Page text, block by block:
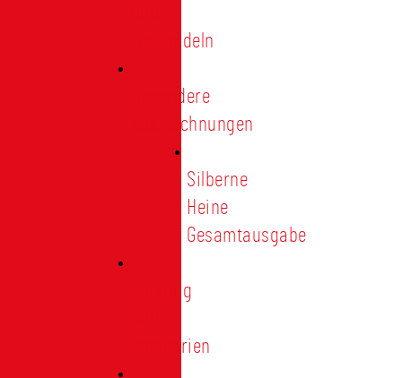
Treunadeln
Besondere
Auszeichnungen
Silberne
Heine
Gesamtausgabe
Satzung
Regularien